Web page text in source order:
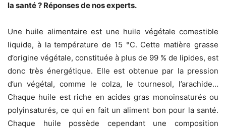
la santé ? Réponses de nos experts.
Une huile alimentaire est une huile végétale comestible
liquide, à la température de 15 °C. Cette matière grasse
d’origine végétale, constituée à plus de 99 % de lipides, est
donc très énergétique. Elle est obtenue par la pression
d’un végétal, comme le colza, le tournesol, l’arachide…
Chaque huile est riche en acides gras monoinsaturés ou
polyinsaturés, ce qui en fait un aliment bon pour la santé.
Chaque huile possède cependant une composition